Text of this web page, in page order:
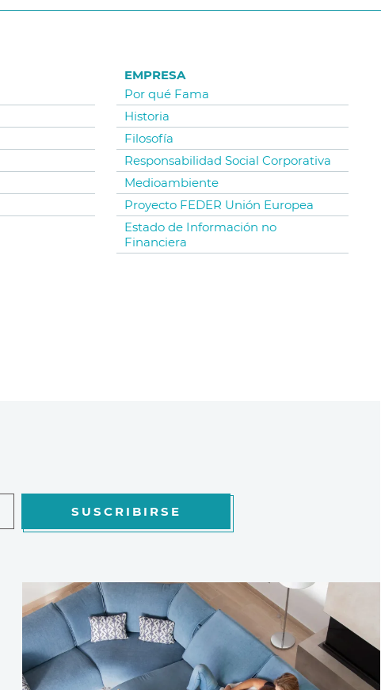
EMPRESA
Por qué Fama
Historia
Filosofía
Responsabilidad Social Corporativa
Medioambiente
Proyecto FEDER Unión Europea
Estado de Información no
Financiera
SUSCRIBIRSE